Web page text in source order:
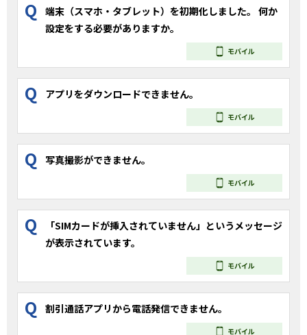
Q
端末（スマホ・タブレット）を初期化しました。 何か
設定をする必要がありますか。
モバイル
Q アプリをダウンロードできません。
モバイル
Q 写真撮影ができません。
モバイル
Q
「SIMカードが挿入されていません」というメッセージ
が表示されています。
モバイル
Q 割引通話アプリから電話発信できません。
モバイル